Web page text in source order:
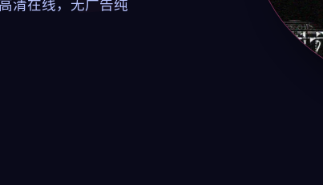
清在线，无广告纯